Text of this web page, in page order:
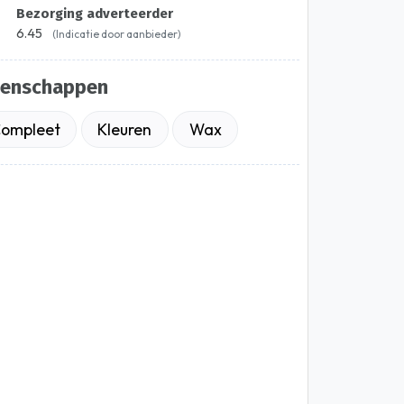
Bezorging adverteerder
6.45 (Indicatie door aanbieder)
Kleuren Wax